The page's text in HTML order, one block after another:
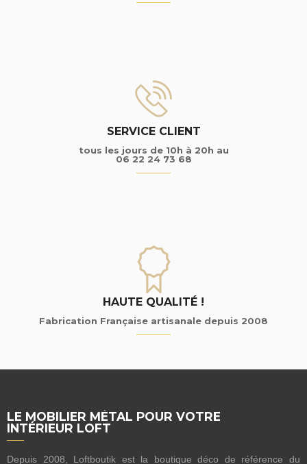
SERVICE CLIENT
tous les jours de 10h à 20h au
06 22 24 73 68
HAUTE QUALITÉ !
Fabrication Française artisanale depuis 2008
LE MOBILIER MÉTAL POUR VOTRE
INTÉRIEUR LOFT
Depuis 2008, Loftboutik est la boutique déco de référence du